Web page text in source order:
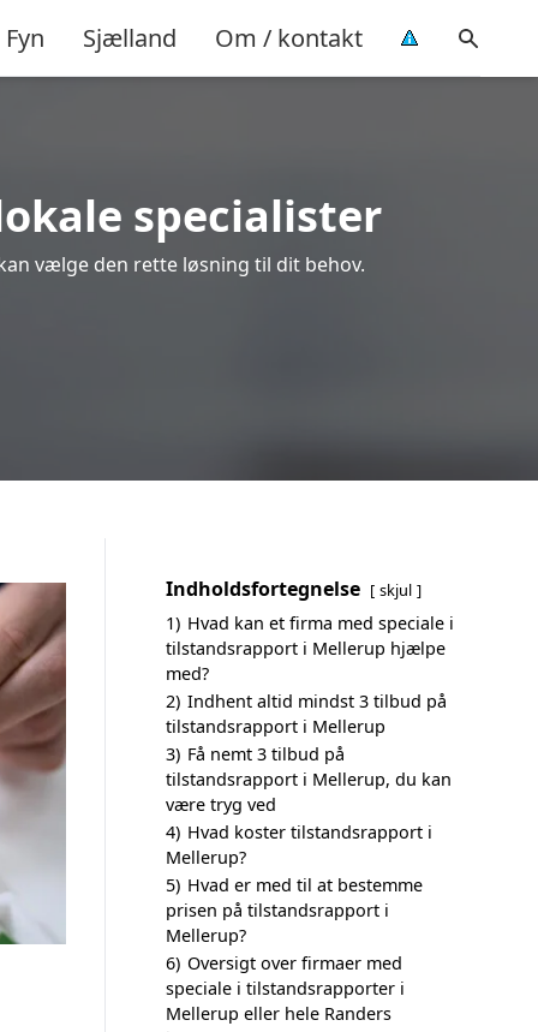
Fyn Sjælland Om / kontakt
specialister
vælge den rette løsning til dit behov.
Indholdsfortegnelse skjul
1) Hvad kan et firma med speciale i
tilstandsrapport i Mellerup hjælpe
med?
2) Indhent altid mindst 3 tilbud på
tilstandsrapport i Mellerup
3) Få nemt 3 tilbud på
tilstandsrapport i Mellerup, du kan
være tryg ved
4) Hvad koster tilstandsrapport i
Mellerup?
5) Hvad er med til at bestemme
prisen på tilstandsrapport i
Mellerup?
6) Oversigt over firmaer med
speciale i tilstandsrapporter i
Mellerup eller hele Randers